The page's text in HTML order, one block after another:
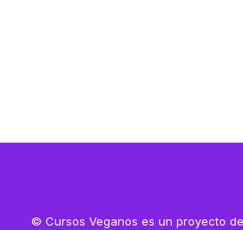
© Cursos Veganos es un proyecto de